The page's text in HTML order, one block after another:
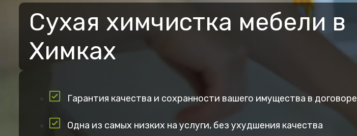
Сухая химчистка мебели в
Химках
Гарантия качества и сохранности вашего имущества в договоре
Одна из самых низких на услуги, без ухудшения качества